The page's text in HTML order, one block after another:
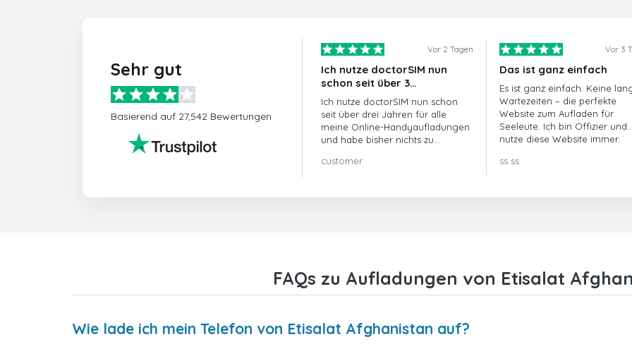
Sehr gut
Basierend auf 27,542 Bewertungen
Vor 2 Tagen
Ich nutze doctorSIM nun
schon seit über 3…
Ich nutze doctorSIM nun schon
seit über drei Jahren für alle
meine Online-Handyaufladungen
und habe bisher nichts zu
empfehlen!!!
customer
Vor 3
Das ist ganz einfach
Es ist ganz einfach. Keine
Wartezeiten – die perfekte
Website zum Aufladen für
Seeleute. Ich bin Offizier und
nutze diese Website immer.
ss ss
FAQs zu Aufladungen von Etisalat
Wie lade ich mein Telefon von Etisalat Afghanistan auf?